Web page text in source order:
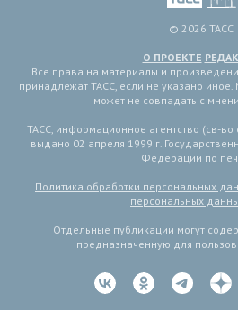
© 2026 ТАСС
О ПРОЕКТЕ
Все права на материалы и
принадлежат ТАСС, если не указано
может не совпадать с
ТАСС, информационное агентство (св-
выдано 02 апреля 1999 г.
Федерации по
Политика обработки персональных
персональных
Отдельные публикации могут
предназначенную для